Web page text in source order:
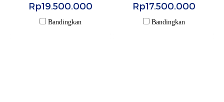
Rp19.500.000
Bandingkan
Rp17.500.000
Bandingkan